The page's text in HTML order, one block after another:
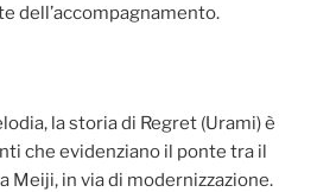
dell’accompagnamento.
la storia di Regret (Urami) è
che evidenziano il ponte tra il
Meiji, in via di modernizzazione.